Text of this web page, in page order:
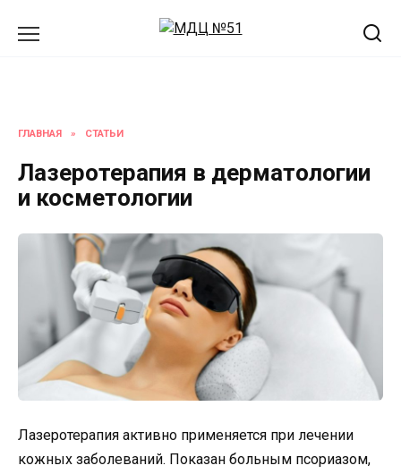
ГЛАВНАЯ » СТАТЬИ
Лазеротерапия в дерматологии
и косметологии
Лазеротерапия активно применяется при лечении
кожных заболеваний. Показан больным псориазом,